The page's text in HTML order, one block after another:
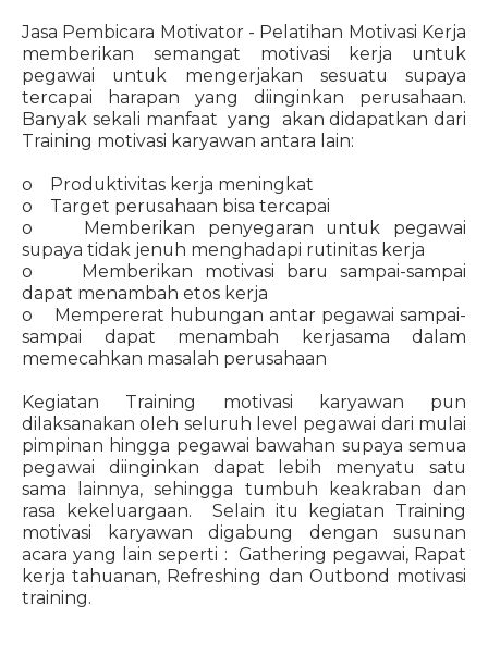
Jasa Pembicara Motivator - Pelatihan Motivasi Kerja
memberikan semangat motivasi kerja untuk
pegawai untuk mengerjakan sesuatu supaya
tercapai harapan yang diinginkan perusahaan.
Banyak sekali manfaat yang akan didapatkan dari
Training motivasi karyawan antara lain:
o Produktivitas kerja meningkat
o Target perusahaan bisa tercapai
o Memberikan penyegaran untuk pegawai
supaya tidak jenuh menghadapi rutinitas kerja
o Memberikan motivasi baru sampai-sampai
dapat menambah etos kerja
o Mempererat hubungan antar pegawai sampai-
sampai dapat menambah kerjasama dalam
memecahkan masalah perusahaan
Kegiatan Training motivasi karyawan pun
dilaksanakan oleh seluruh level pegawai dari mulai
pimpinan hingga pegawai bawahan supaya semua
pegawai diinginkan dapat lebih menyatu satu
sama lainnya, sehingga tumbuh keakraban dan
rasa kekeluargaan. Selain itu kegiatan Training
motivasi karyawan digabung dengan susunan
acara yang lain seperti : Gathering pegawai, Rapat
kerja tahuanan, Refreshing dan Outbond motivasi
training.